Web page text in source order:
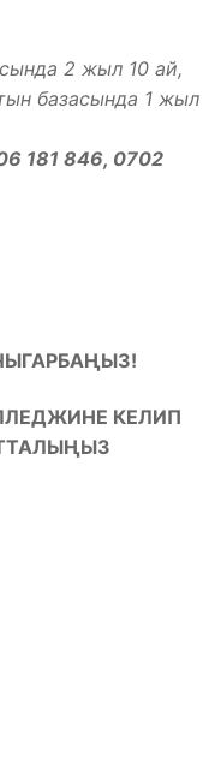
2 жыл 10 ай,
1 жыл
181 846, 0702
КЕЛИП